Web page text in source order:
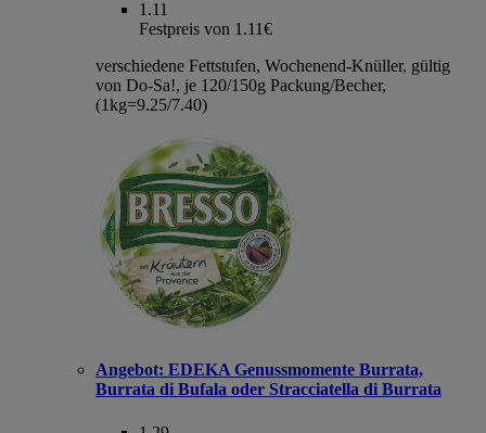
1.11
Festpreis von 1.11€
verschiedene Fettstufen, Wochenend-Knüller, gültig
von Do-Sa!, je 120/150g Packung/Becher,
(1kg=9.25/7.40)
Angebot: EDEKA Genussmomente Burrata,
Burrata di Bufala oder Stracciatella di Burrata